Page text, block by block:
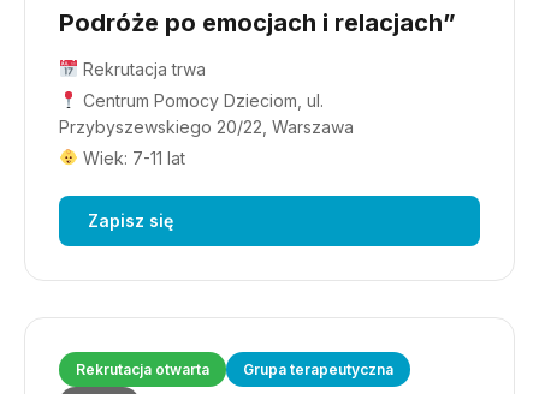
Podróże po emocjach i relacjach”
Rekrutacja trwa
Centrum Pomocy Dzieciom, ul.
Przybyszewskiego 20/22, Warszawa
Wiek: 7-11 lat
Zapisz się
Rekrutacja otwarta
Grupa terapeutyczna